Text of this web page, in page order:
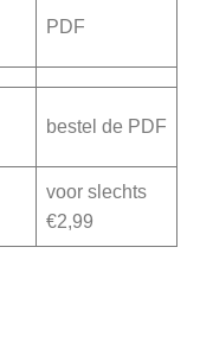
PDF
bestel de PDF
voor slechts
€2,99